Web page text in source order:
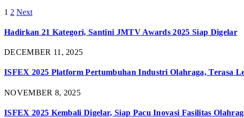
1 2 Next
Hadirkan 21 Kategori, Santini JMTV Awards 2025 Siap Digelar
DECEMBER 11, 2025
ISFEX 2025 Platform Pertumbuhan Industri Olahraga, Terasa
NOVEMBER 8, 2025
ISFEX 2025 Kembali Digelar, Siap Pacu Inovasi Fasilitas